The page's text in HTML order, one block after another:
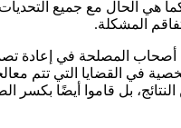
هي الحال مع جميع
المشكلة.
المصلحة في إعادة
في القضايا التي تتم
بل قاموا أيضًا